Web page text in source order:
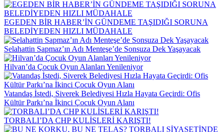
EGEDEN BİR HABER’İN GÜNDEME TAŞIDIĞI SORUNA
BELEDİYEDEN HIZLI MÜDAHALE
Selahattin Sapmaz’ın Adı Menteşe’de Sonsuza Dek Yaşayacak
Hilvan’da Çocuk Oyun Alanları Yenileniyor
Vatandaş İstedi, Siverek Belediyesi Hızla Hayata Geçirdi: Ofis
Kültür Parkı’na İkinci Çocuk Oyun Alanı
TORBALI’DA CHP KULİSLERİ KARIŞTI!